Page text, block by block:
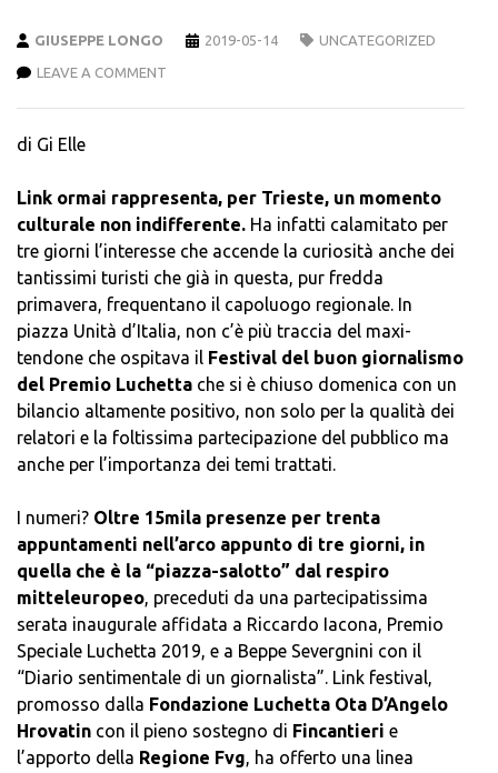
GIUSEPPE LONGO 2019-05-14 UNCATEGORIZED
LEAVE A COMMENT
di Gi Elle
Link ormai rappresenta, per Trieste, un momento
culturale non indifferente. Ha infatti calamitato per
tre giorni l’interesse che accende la curiosità anche dei
tantissimi turisti che già in questa, pur fredda
primavera, frequentano il capoluogo regionale. In
piazza Unità d’Italia, non c’è più traccia del maxi-
tendone che ospitava il Festival del buon giornalismo
del Premio Luchetta che si è chiuso domenica con un
bilancio altamente positivo, non solo per la qualità dei
relatori e la foltissima partecipazione del pubblico ma
anche per l’importanza dei temi trattati.
I numeri? Oltre 15mila presenze per trenta
appuntamenti nell’arco appunto di tre giorni, in
quella che è la “piazza-salotto” dal respiro
mitteleuropeo, preceduti da una partecipatissima
serata inaugurale affidata a Riccardo Iacona, Premio
Speciale Luchetta 2019, e a Beppe Severgnini con il
“Diario sentimentale di un giornalista”. Link festival,
promosso dalla Fondazione Luchetta Ota D’Angelo
Hrovatin con il pieno sostegno di Fincantieri e
l’apporto della Regione Fvg, ha offerto una linea